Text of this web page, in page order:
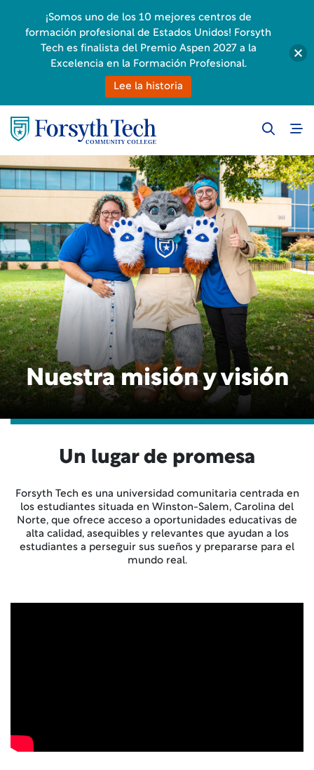
Nuestra misión y visión
Un lugar de promesa
Forsyth Tech es una universidad comunitaria centrada en
los estudiantes situada en Winston-Salem, Carolina del
Norte, que ofrece acceso a oportunidades educativas de
alta calidad, asequibles y relevantes que ayudan a los
estudiantes a perseguir sus sueños y prepararse para el
mundo real.
¡Somos uno de los 10 mejores centros de
formación profesional de Estados Unidos! Forsyth
Tech es finalista del Premio Aspen 2027 a la
Excelencia en la Formación Profesional.
Lee la historia